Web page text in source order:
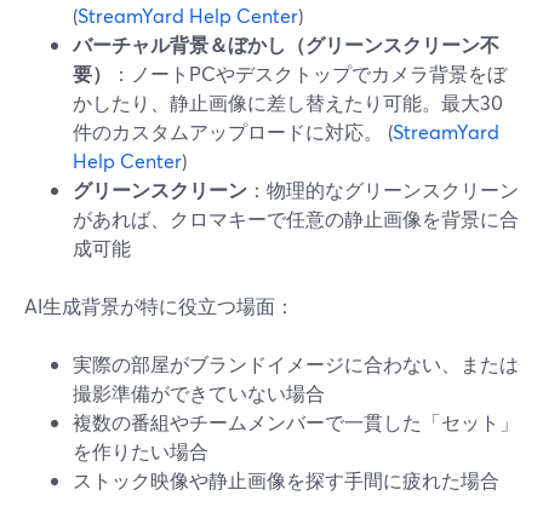
(StreamYard Help Center)
バーチャル背景＆ぼかし（グリーンスクリーン不
要）
：ノートPCやデスクトップでカメラ背景をぼ
かしたり、静止画像に差し替えたり可能。最大30
件のカスタムアップロードに対応。 (StreamYard
Help Center)
グリーンスクリーン ：物理的なグリーンスクリーン
があれば、クロマキーで任意の静止画像を背景に合
成可能
AI生成背景が特に役立つ場面：
実際の部屋がブランドイメージに合わない、または
撮影準備ができていない場合
複数の番組やチームメンバーで一貫した「セット」
を作りたい場合
ストック映像や静止画像を探す手間に疲れた場合